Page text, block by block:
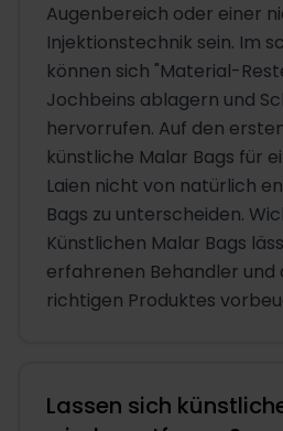
Augenbereich oder einer
Injektionstechnik sein. Im
können sich "Material-
Jochbeins ablagern und
hervorrufen. Auf den
künstliche Malar Bags für
Laien nicht von natürlich
Bags zu unterscheiden.
Künstlichen Malar Bags
erfahrenen Behandler und
richtigen Produktes
Lassen sich